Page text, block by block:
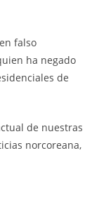
falso
ha negado
de
de nuestras
norcoreana,